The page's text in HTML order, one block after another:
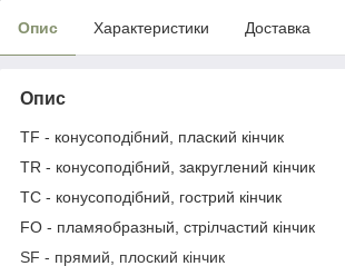
Опис Характеристики Доставка
Опис
TF - конусоподібний, плаский кінчик
TR - конусоподібний, закруглений кінчик
TC - конусоподібний, гострий кінчик
FO - пламяобразный, стрілчастий кінчик
SF - прямий, плоский кінчик